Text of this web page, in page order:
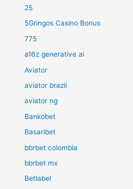
25
5Gringos Casino Bonus
775
a16z generative ai
Aviator
aviator brazil
aviator ng
Bankobet
Basaribet
bbrbet colombia
bbrbet mx
Betlabel